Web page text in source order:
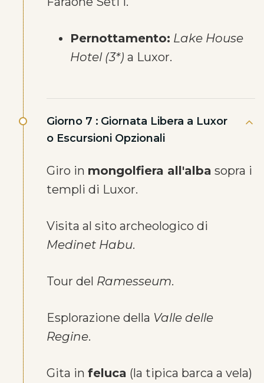
Pernottamento: Lake House
Hotel (3*) a Luxor.
Giorno 7 : Giornata Libera a Luxor
o Escursioni Opzionali
Giro in mongolfiera all'alba sopra i
templi di Luxor.
Visita al sito archeologico di
Medinet Habu.
Tour del Ramesseum.
Esplorazione della Valle delle
Regine.
Gita in feluca (la tipica barca a vela)